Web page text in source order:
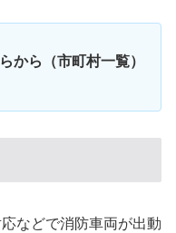
から（市町村一覧）
などで消防車両が出動